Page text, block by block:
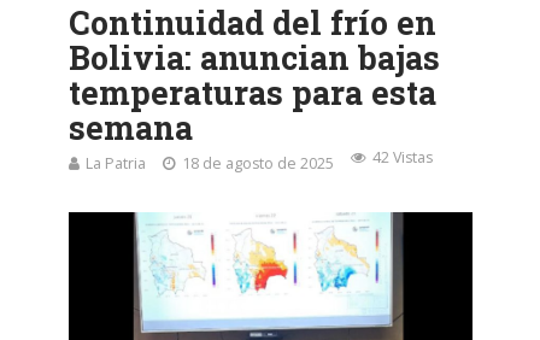
Continuidad del frío en
Bolivia: anuncian bajas
temperaturas para esta
semana
La Patria 18 de agosto de 2025 42 Vistas